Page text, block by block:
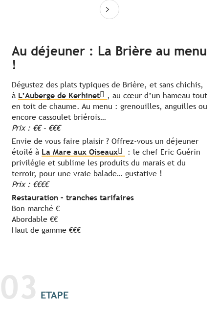
Au déjeuner : La Brière au menu
!
Dégustez des plats typiques de Brière, et sans chichis,
à L’Auberge de Kerhinet
, au cœur d’un hameau tout
en toit de chaume. Au menu : grenouilles, anguilles ou
encore cassoulet briérois…
Prix : €€ – €€€
Envie de vous faire plaisir ? Offrez-vous un déjeuner
étoilé à La Mare aux Oiseaux
: le chef Eric Guérin
privilégie et sublime les produits du marais et du
terroir, pour une vraie balade… gustative !
Prix : €€€€
Restauration – tranches tarifaires
Bon marché €
Abordable €€
Haut de gamme €€€
03 ETAPE